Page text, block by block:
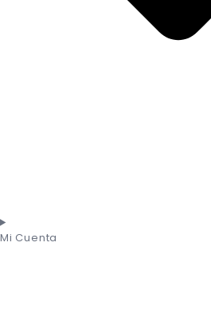
Mi Cuenta